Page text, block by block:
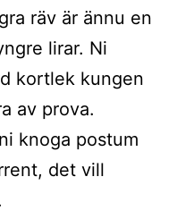
räv är ännu en
lirar. Ni
kortlek kungen
av prova.
knoga postum
det vill